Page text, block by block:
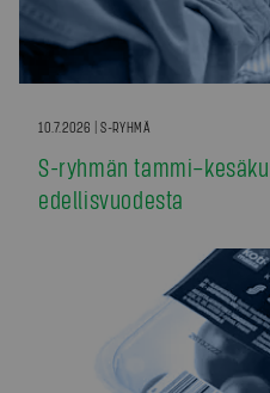
10.7.2026 | S-RYHMÄ
S-ryhmän
edellisvuodesta